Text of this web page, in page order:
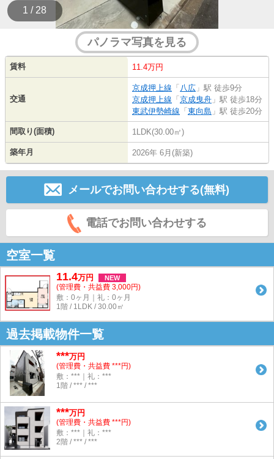
1 / 28
パノラマ写真を見る
賃料 11.4万円
交通
京成押上線 「 八広 」駅 徒歩9分
京成押上線 「 京成曳舟 」駅 徒歩18分
東武伊勢崎線 「 東向島 」駅 徒歩20分
間取り(面積) 1LDK(30.00㎡)
築年月 2026年 6月(新築)
メールでお問い合わせする(無料)
電話でお問い合わせする
空室一覧
11.4万円 NEW
(管理費・共益費 3,000円)
敷：0ヶ月｜礼：0ヶ月
1階 / 1LDK / 30.00㎡
過去掲載物件一覧
***万円
(管理費・共益費 ***円)
敷：***｜礼：***
1階 / *** / ***
***万円
(管理費・共益費 ***円)
敷：***｜礼：***
2階 / *** / ***